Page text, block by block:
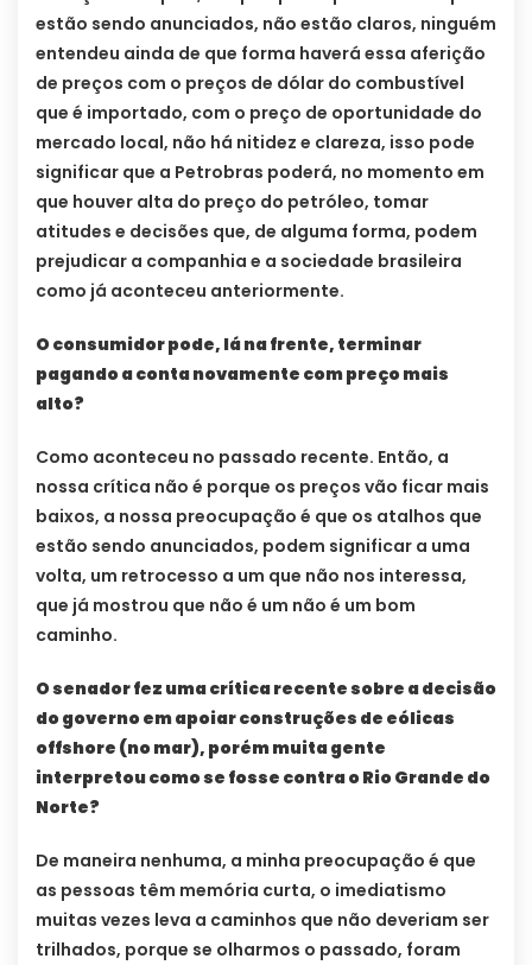
estão sendo anunciados, não estão claros, ninguém
entendeu ainda de que forma haverá essa aferição
de preços com o preços de dólar do combustível
que é importado, com o preço de oportunidade do
mercado local, não há nitidez e clareza, isso pode
significar que a Petrobras poderá, no momento em
que houver alta do preço do petróleo, tomar
atitudes e decisões que, de alguma forma, podem
prejudicar a companhia e a sociedade brasileira
como já aconteceu anteriormente.
O consumidor pode, lá na frente, terminar
pagando a conta novamente com preço mais
alto?
Como aconteceu no passado recente. Então, a
nossa crítica não é porque os preços vão ficar mais
baixos, a nossa preocupação é que os atalhos que
estão sendo anunciados, podem significar a uma
volta, um retrocesso a um que não nos interessa,
que já mostrou que não é um não é um bom
caminho.
O senador fez uma crítica recente sobre a decisão
do governo em apoiar construções de eólicas
offshore (no mar), porém muita gente
interpretou como se fosse contra o Rio Grande do
Norte?
De maneira nenhuma, a minha preocupação é que
as pessoas têm memória curta, o imediatismo
muitas vezes leva a caminhos que não deveriam ser
trilhados, porque se olharmos o passado, foram